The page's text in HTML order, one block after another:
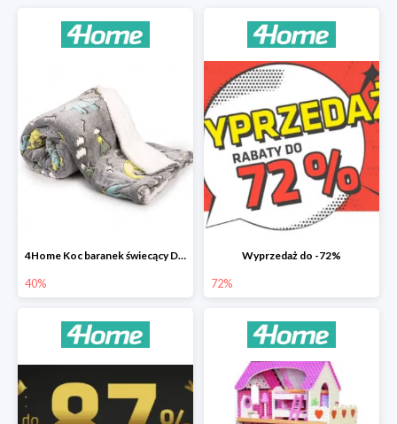
4Home Koc baranek świecący Dino
40%
Wyprzedaż do -72%
72%